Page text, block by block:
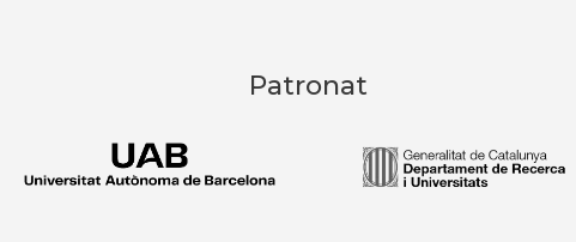
Patronat